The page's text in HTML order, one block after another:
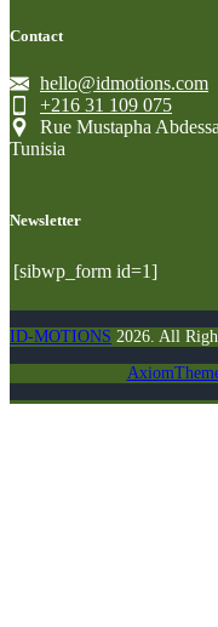
Contact
hello@idmotions.com
+216 31 109 075
Rue Mustapha
Tunisia
Newsletter
[sibwp_form id=1]
ID-MOTIONS 2026. All